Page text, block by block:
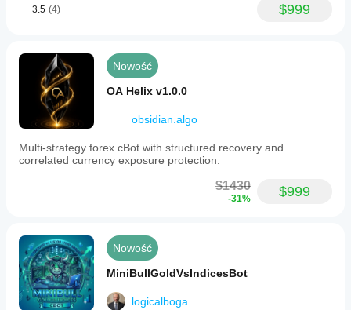
3.5 (4) $999
Nowość
OA Helix v1.0.0
obsidian.algo
Multi-strategy forex cBot with structured recovery and
correlated currency exposure protection.
$1430
-31% $999
Nowość
MiniBullGoldVsIndicesBot
logicalboga